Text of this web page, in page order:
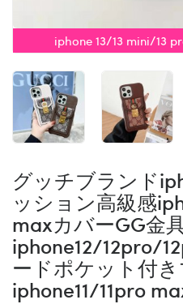
iphone 13/13 mini/13
グッチブランド
ッション高級感
maxカバーGG金
iphone12/12pro/
ードポケット付
iphone11/11pro